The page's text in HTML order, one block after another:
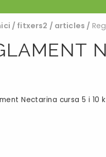
/ fitxers2 / articles /
Nectarina cursa 5 i 10